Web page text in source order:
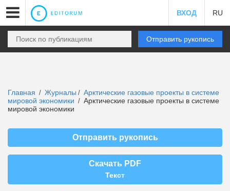
ВХОД RU
Отправить рукопись
Главная / Журналы / Арктические газовые проекты в системе
мировой экономики / Арктические газовые проекты в системе
мировой экономики
Отправить рукопись
Скачать PDF
Текст